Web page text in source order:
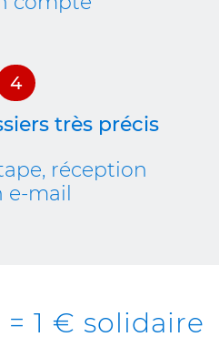
très précis
réception
e-mail
= 1 € solidaire